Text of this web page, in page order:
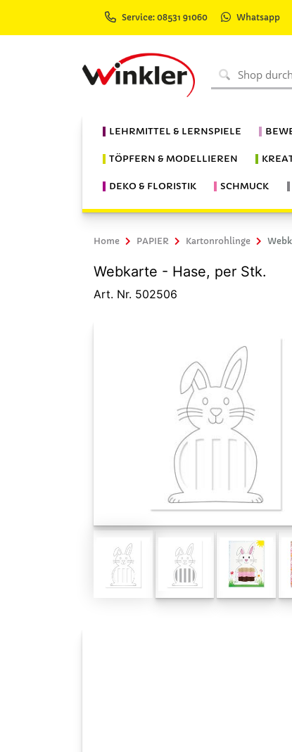
Service: 08531 91060 Whatsapp
LEHRMITTEL & LERNSPIELE
TÖPFERN & MODELLIEREN
DEKO & FLORISTIK SCHMUCK
Home PAPIER Kartonrohlinge
Webkarte - Hase, per Stk.
Art. Nr. 502506